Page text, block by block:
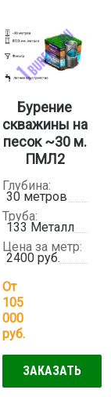
Бурение
скважины на
песок ~30 м.
ПМЛ2
Глубина:
30 метров
Труба:
133 Металл
Цена за метр:
2400 руб.
От
105
000
руб.
ЗАКАЗАТЬ